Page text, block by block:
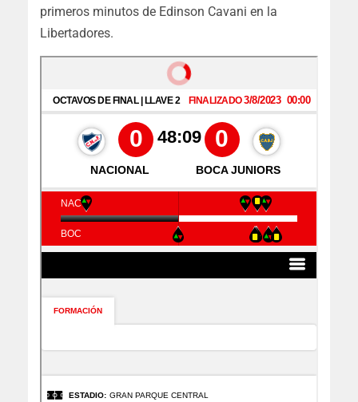
primeros minutos de Edinson Cavani en la
Libertadores.